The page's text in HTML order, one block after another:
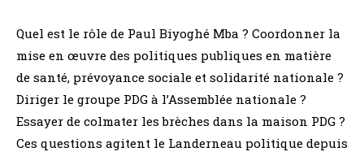
Quel est le rôle de Paul Biyoghé Mba ? Coordonner la
mise en œuvre des politiques publiques en matière
de santé, prévoyance sociale et solidarité nationale ?
Diriger le groupe PDG à l’Assemblée nationale ?
Essayer de colmater les brèches dans la maison PDG ?
Ces questions agitent le Landerneau politique depuis